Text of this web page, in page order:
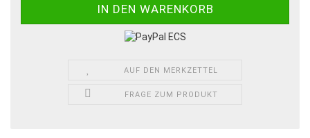
AUF DEN MERKZETTEL
FRAGE ZUM PRODUKT